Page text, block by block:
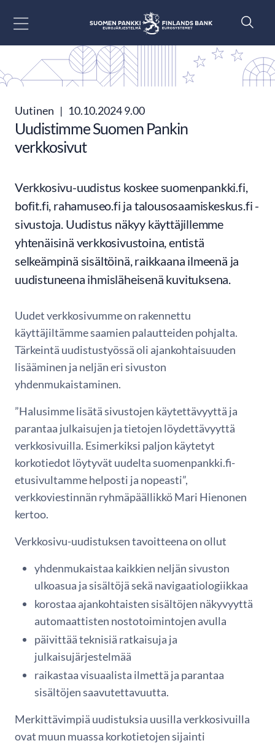
Uutinen | 10.10.2024 9.00
Uudistimme Suomen Pankin
verkkosivut
Verkkosivu-uudistus koskee suomenpankki.fi,
bofit.fi, rahamuseo.fi ja talousosaamiskeskus.fi -
sivustoja. Uudistus näkyy käyttäjillemme
yhtenäisinä verkkosivustoina, entistä
selkeämpinä sisältöinä, raikkaana ilmeenä ja
uudistuneena ihmisläheisenä kuvituksena.
Uudet verkkosivumme on rakennettu
käyttäjiltämme saamien palautteiden pohjalta.
Tärkeintä uudistustyössä oli ajankohtaisuuden
lisääminen ja neljän eri sivuston
yhdenmukaistaminen.
”Halusimme lisätä sivustojen käytettävyyttä ja
parantaa julkaisujen ja tietojen löydettävyyttä
verkkosivuilla. Esimerkiksi paljon käytetyt
korkotiedot löytyvät uudelta suomenpankki.fi-
etusivultamme helposti ja nopeasti”,
verkkoviestinnän ryhmäpäällikkö Mari Hienonen
kertoo.
Verkkosivu-uudistuksen tavoitteena on ollut
yhdenmukaistaa kaikkien neljän sivuston
ulkoasua ja sisältöjä sekä navigaatiologiikkaa
korostaa ajankohtaisten sisältöjen näkyvyyttä
automaattisten nostotoimintojen avulla
päivittää teknisiä ratkaisuja ja
julkaisujärjestelmää
raikastaa visuaalista ilmettä ja parantaa
sisältöjen saavutettavuutta.
Merkittävimpiä uudistuksia uusilla verkkosivuilla
ovat muun muassa korkotietojen sijainti